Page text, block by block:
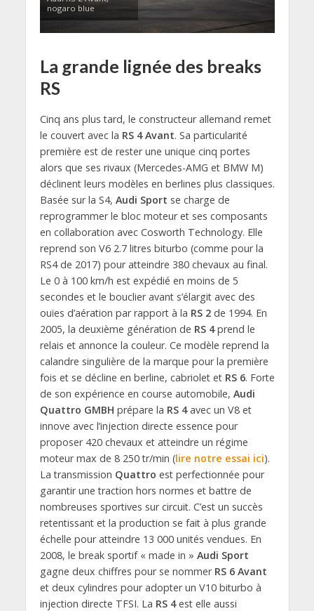
nogaro blue
La grande lignée des breaks
RS
Cinq ans plus tard, le constructeur allemand remet
le couvert avec la RS 4 Avant. Sa particularité
première est de rester une unique cinq portes
alors que ses rivaux (Mercedes-AMG et BMW M)
déclinent leurs modèles en berlines plus classiques.
Basée sur la S4, Audi Sport se charge de
reprogrammer le bloc moteur et ses composants
en collaboration avec Cosworth Technology. Elle
reprend son V6 2.7 litres biturbo (comme pour la
RS4 de 2017) pour atteindre 380 chevaux au final.
Le 0 à 100 km/h est expédié en moins de 5
secondes et le bouclier avant s’élargit avec des
ouïes d’aération par rapport à la RS 2de 1994. En
2005, la deuxième génération de RS 4prend le
relais et annonce la couleur. Ce modèle reprend la
calandre singulière de la marque pour la première
fois et se décline en berline, cabriolet et RS 6. Forte
de son expérience en course automobile, Audi
Quattro GMBH prépare la RS 4avec un V8 et
innove avec l’injection directe essence pour
proposer 420 chevaux et atteindre un régime
moteur max de 8 250 tr/min (lire notre essai ici).
La transmission Quattro est perfectionnée pour
garantir une traction hors normes et battre de
nombreuses sportives sur circuit. C’est un succès
retentissant et la production se fait à plus grande
échelle pour atteindre 13 000 unités vendues. En
2008, le break sportif « made in » Audi Sport
gagne deux chiffres pour se nommer RS 6 Avant
et deux cylindres pour adopter un V10 biturbo à
injection directe TFSI. La RS 4est elle aussi